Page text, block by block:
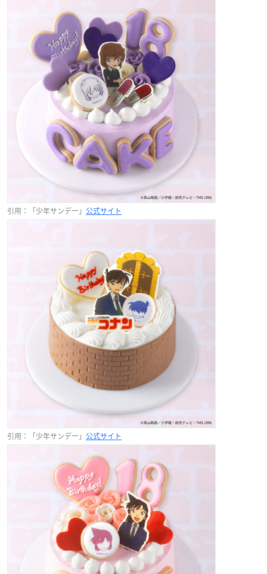
引用：「少年サンデー」 公式サイト
引用：「少年サンデー」 公式サイト